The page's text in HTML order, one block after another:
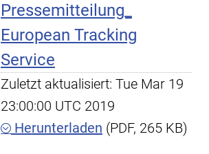
Pressemitteilung_
European Tracking
Service
Zuletzt aktualisiert: Tue Mar 19
23:00:00 UTC 2019
Herunterladen (PDF, 265 KB)